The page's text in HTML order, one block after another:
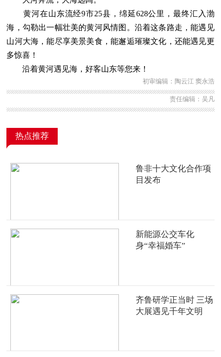
黄河在山东流经9市25县，绵延628公里，最终汇入渤
海，勾勒出一幅壮美的黄河风情图。沿着这条路走，能遇见
山河大海，能尽享美景美食，能邂逅璀璨文化，还能遇见更
多惊喜！
沿着黄河遇见海，好客山东等您来！
初审编辑：陶云江 窦永浩
责任编辑：吴凡
热点推荐
鲁非十大文化合作项
目发布
新能源公交车化
身“幸福婚车”
齐鲁研学正当时 三场
大展遇见千年文明